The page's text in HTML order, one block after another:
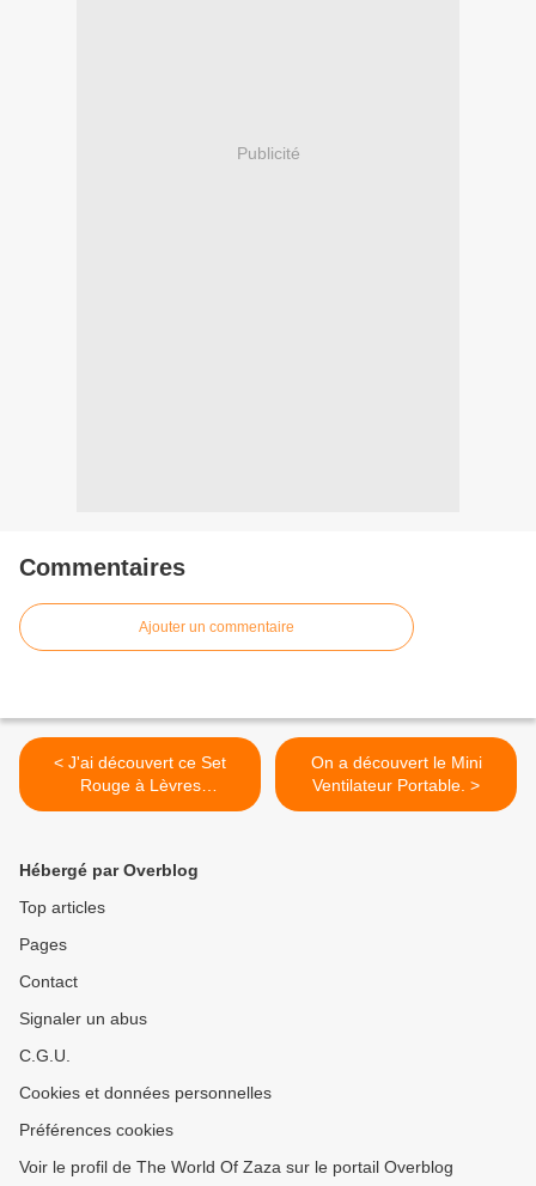
Publicité
Commentaires
Ajouter un commentaire
< J'ai découvert ce Set
Rouge à Lèvres
Waterproof.
On a découvert le Mini
Ventilateur Portable. >
Hébergé par Overblog
Top articles
Pages
Contact
Signaler un abus
C.G.U.
Cookies et données personnelles
Préférences cookies
Voir le profil de The World Of Zaza sur le portail Overblog